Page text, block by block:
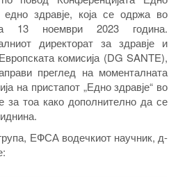
едно здравје, која се одржа во
13 ноември 2023 година.
директорат за здравје и
комисија (DG SANTE),
преглед на моменталната
на пристапот „Едно здравје“ во
за тоа како дополнително да се
ЕФСА водечкиот научник, д-